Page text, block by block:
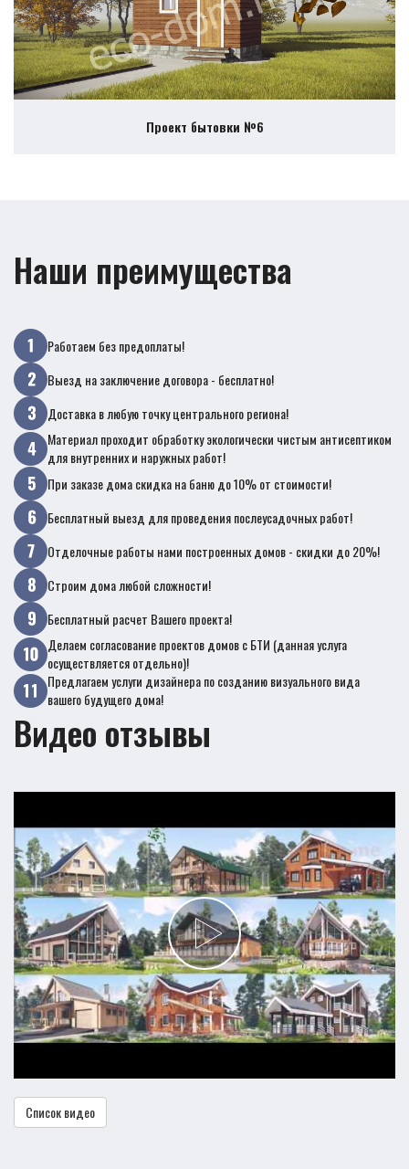
Проект бытовки №6
Наши преимущества
Работаем без предоплаты!
Выезд на заключение договора - бесплатно!
Доставка в любую точку центрального региона!
Материал проходит обработку экологически чистым антисептиком
для внутренних и наружных работ!
При заказе дома скидка на баню до 10% от стоимости!
Бесплатный выезд для проведения послеусадочных работ!
Отделочные работы нами построенных домов - скидки до 20%!
Строим дома любой сложности!
Бесплатный расчет Вашего проекта!
Делаем согласование проектов домов с БТИ (данная услуга
осуществляется отдельно)!
Предлагаем услуги дизайнера по созданию визуального вида
вашего будущего дома!
Видео отзывы
Список видео